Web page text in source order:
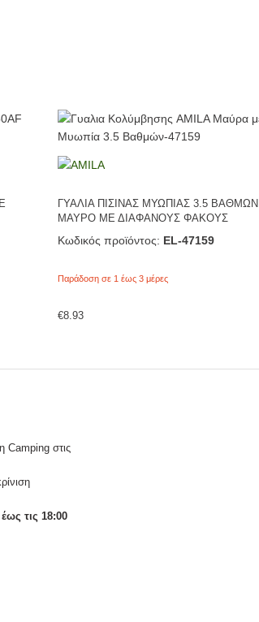
ΓΥΑΛΙΑ ΠΙΣΙΝΑΣ ΜΥΩΠΙΑΣ 3.5 ΒΑΘΜΩΝ
ΜΑΥΡΟ ΜΕ ΔΙΑΦΑΝΟΥΣ ΦΑΚΟΥΣ
Κωδικός προϊόντος: EL-47159
Παράδοση σε 1 έως 3 μέρες
€8.93
Camping στις
τις 18:00